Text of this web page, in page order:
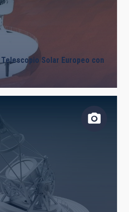
Solar Europeo con